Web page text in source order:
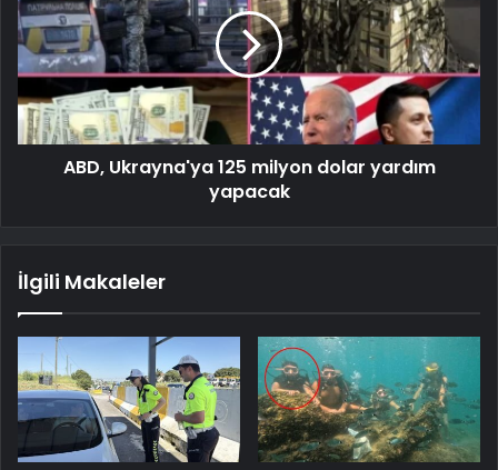
ABD, Ukrayna'ya 125 milyon dolar yardım
yapacak
İlgili Makaleler